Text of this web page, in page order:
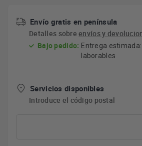
Envío gratis en península
Detalles sobreenvíos y
Bajo pedido: Entrega
laborables
Servicios disponibles
Introduce el código postal